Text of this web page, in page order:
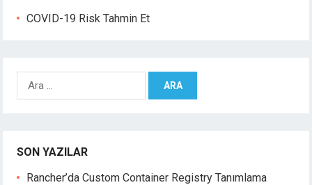
COVID-19 Risk Tahmin Et
:SON YAZILAR
Rancher’da Custom Container Registry Tanımlama